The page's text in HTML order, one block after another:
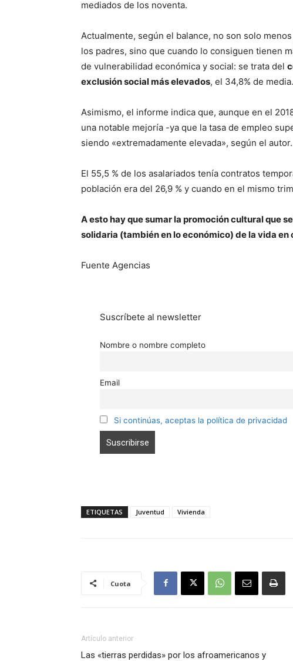
mediados de los noventa.
Actualmente, según el balance, no son solo
los padres, sino que cuando lo consiguen tienen
de vulnerabilidad económica y social: se trata del
exclusión social más elevados, el 34,8% de media.
Asimismo, el informe indica que, aunque en el
una notable mejoría -ya que la tasa de empleo
siendo «extremadamente elevada», según el autor.
El 55,5 % de los asalariados tenía contratos
población era del 26,9 % y cuando en el mismo
A esto hay que sumar la promoción cultural que
solidaria (también en lo económico) de la vida en
Fuente Agencias
Suscríbete al newsletter
Nombre o nombre completo
Email
Si continúas, aceptas la política de privacidad
ETIQUETAS Juventud Vivienda
Cuota
Artículo anterior
Las «tierras perdidas» por los afroamericanos y